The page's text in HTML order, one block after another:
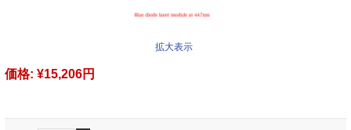
拡大表示
価格: ¥15,206円